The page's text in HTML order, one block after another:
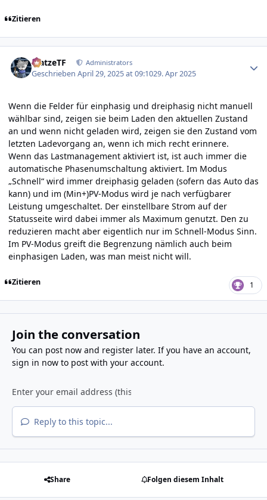
Zitieren
MatzeTF Administrators
GeschriebenApril 29, 2025 at 09:1029. Apr 2025
Wenn die Felder für einphasig und dreiphasig nicht manuell
wählbar sind, zeigen sie beim Laden den aktuellen Zustand
an und wenn nicht geladen wird, zeigen sie den Zustand vom
letzten Ladevorgang an, wenn ich mich recht erinnere.
Wenn das Lastmanagement aktiviert ist, ist auch immer die
automatische Phasenumschaltung aktiviert. Im Modus
„Schnell“ wird immer dreiphasig geladen (sofern das Auto das
kann) und im (Min+)PV-Modus wird je nach verfügbarer
Leistung umgeschaltet. Der einstellbare Strom auf der
Statusseite wird dabei immer als Maximum genutzt. Den zu
reduzieren macht aber eigentlich nur im Schnell-Modus Sinn.
Im PV-Modus greift die Begrenzung nämlich auch beim
einphasigen Laden, was man meist nicht will.
Zitieren 1
Join the conversation
You can post now and register later. If you have an account,
sign in nowto post with your account.
Reply to this topic...
Share Folgen diesem Inhalt